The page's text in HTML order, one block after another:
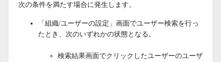
次の条件を満たす場合に発生します。
「組織/ユーザーの設定」画面でユーザー検索を行っ
たとき、次のいずれかの状態となる。
検索結果画面でクリックしたユーザーのユーザ